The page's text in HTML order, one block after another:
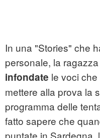
In una "Stories" che
personale, la
infondate le voci
mettere alla prova la
programma delle
fatto sapere che